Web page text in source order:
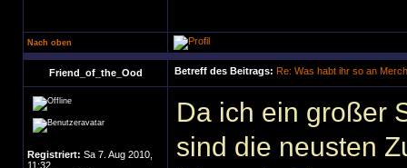
Nach oben
Friend_of_the_Ood Betreff des Beitrags: Re: Was habt ihr so an
Registriert: Sa 7. Aug 2010,
11:32
Da ich ein großer
sind die neusten